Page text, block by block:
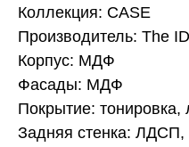
Коллекция: CASE
Производитель: The
Корпус: МДФ
Фасады: МДФ
Покрытие: тонировка,
Задняя стенка: ЛДСП,